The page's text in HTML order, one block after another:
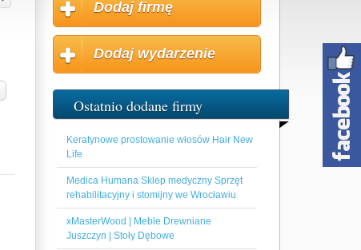
Dodaj firmę
Dodaj wydarzenie
Ostatnio dodane firmy
Keratynowe prostowanie włosów Hair New
Life
Medica Humana Sklep medyczny Sprzęt
rehabilitacyjny i stomijny we Wrocławiu
xMasterWood | Meble Drewniane
Juszczyn | Stoły Dębowe